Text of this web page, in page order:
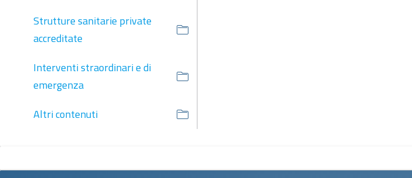
Strutture sanitarie private
accreditate
Interventi straordinari e di
emergenza
Altri contenuti